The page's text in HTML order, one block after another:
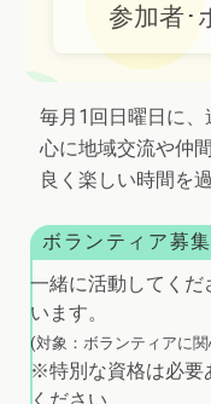
参加者･
毎月1回日曜日に
心に地域交流や仲
良く楽しい時間を
ボランティア募集
一緒に活動してくだ
います。
(対象：ボランティアに
※特別な資格は必要